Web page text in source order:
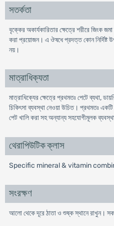
সতর্কতা
বৃক্কের অকার্যকারিতার ক্ষেত্রে শরীরে জিংক
করা প্রয়োজন। এ ঔষধে প্রদত্ত কোন নির্দিষ্ট
নয়।
মাত্রাধিক্যতা
মাত্রাধিক্যের ক্ষেত্রে প্রথমতঃ পেটে ব্যথা,
চিকিৎসা ব্যবস্থা নেওয়া উচিত। প্রথমতঃ
পেট খালি করা সহ অন্যান্য সহযোগীমূলক
থেরাপিউটিক ক্লাস
Specific mineral & vitamin
সংরক্ষণ
আলো থেকে দূরে ঠাতা ও শুষ্ক স্থানে রাখুন।